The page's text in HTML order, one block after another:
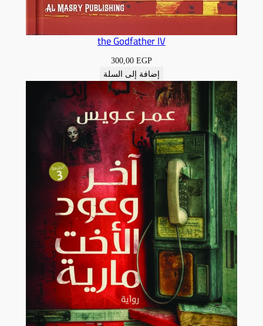
the Godfather IV
300,00 EGP
إضافة إلى السلة